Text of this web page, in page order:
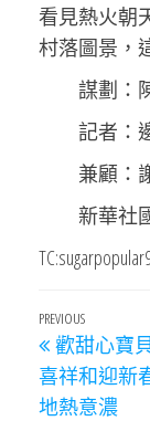
看見熱火朝
村落圖景，
謀劃：
記者：
兼顧：
新華社
文
章
導
Previous
Post
PREVIOUS
歡甜心寶
喜祥和迎新
地熱意濃